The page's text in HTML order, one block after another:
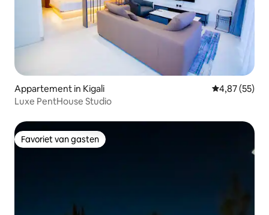
Appartement in Kigali Gemiddelde
4,87 (55)
Luxe PentHouse Studio
Favoriet van gasten
Favoriet van gasten